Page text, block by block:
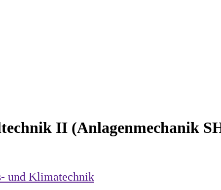
II (Anlagenmechanik
und Klimatechnik